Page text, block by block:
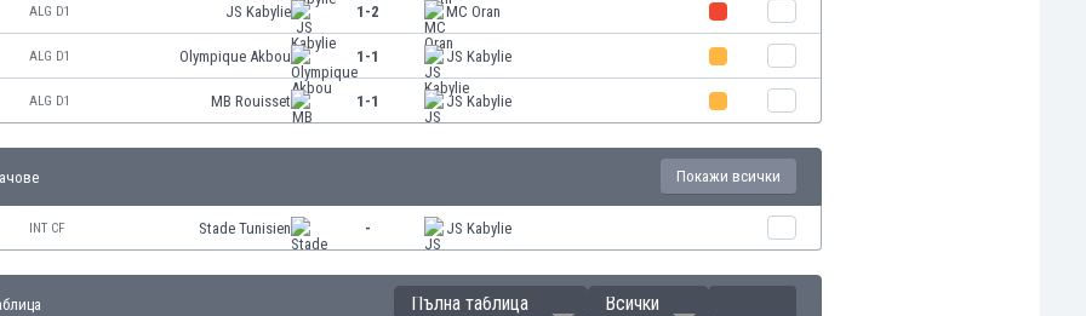
ALG D1 JS Kabylie 1-2 MC Oran
ALG D1 Olympique Akbou 1-1 JS Kabylie
ALG D1 MB Rouisset 1-1 JS Kabylie
Покажи всички
INT CF Stade Tunisien - JS Kabylie
Пълна таблица Всички